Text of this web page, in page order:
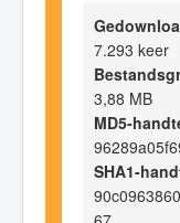
7.293 keer
3,88 MB
MD5-
SHA1-